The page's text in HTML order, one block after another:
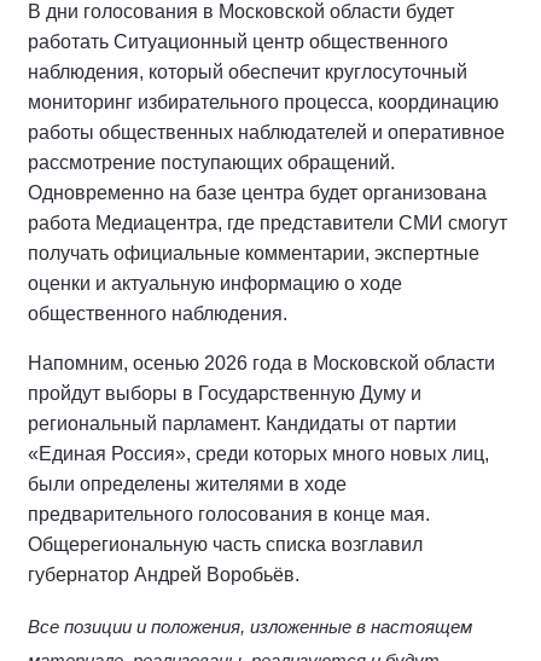
В дни голосования в Московской области будет
работать Ситуационный центр общественного
наблюдения, который обеспечит круглосуточный
мониторинг избирательного процесса, координацию
работы общественных наблюдателей и оперативное
рассмотрение поступающих обращений.
Одновременно на базе центра будет организована
работа Медиацентра, где представители СМИ смогут
получать официальные комментарии, экспертные
оценки и актуальную информацию о ходе
общественного наблюдения.
Напомним, осенью 2026 года в Московской области
пройдут выборы в Государственную Думу и
региональный парламент. Кандидаты от партии
«Единая Россия», среди которых много новых лиц,
были определены жителями в ходе
предварительного голосования в конце мая.
Общерегиональную часть списка возглавил
губернатор Андрей Воробьёв.
Все позиции и положения, изложенные в настоящем